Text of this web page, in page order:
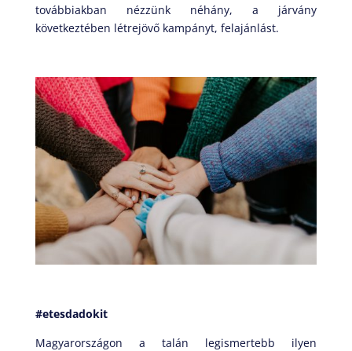
továbbiakban nézzünk néhány, a járvány
következtében létrejövő kampányt, felajánlást.
#etesdadokit
Magyarországon a talán legismertebb ilyen